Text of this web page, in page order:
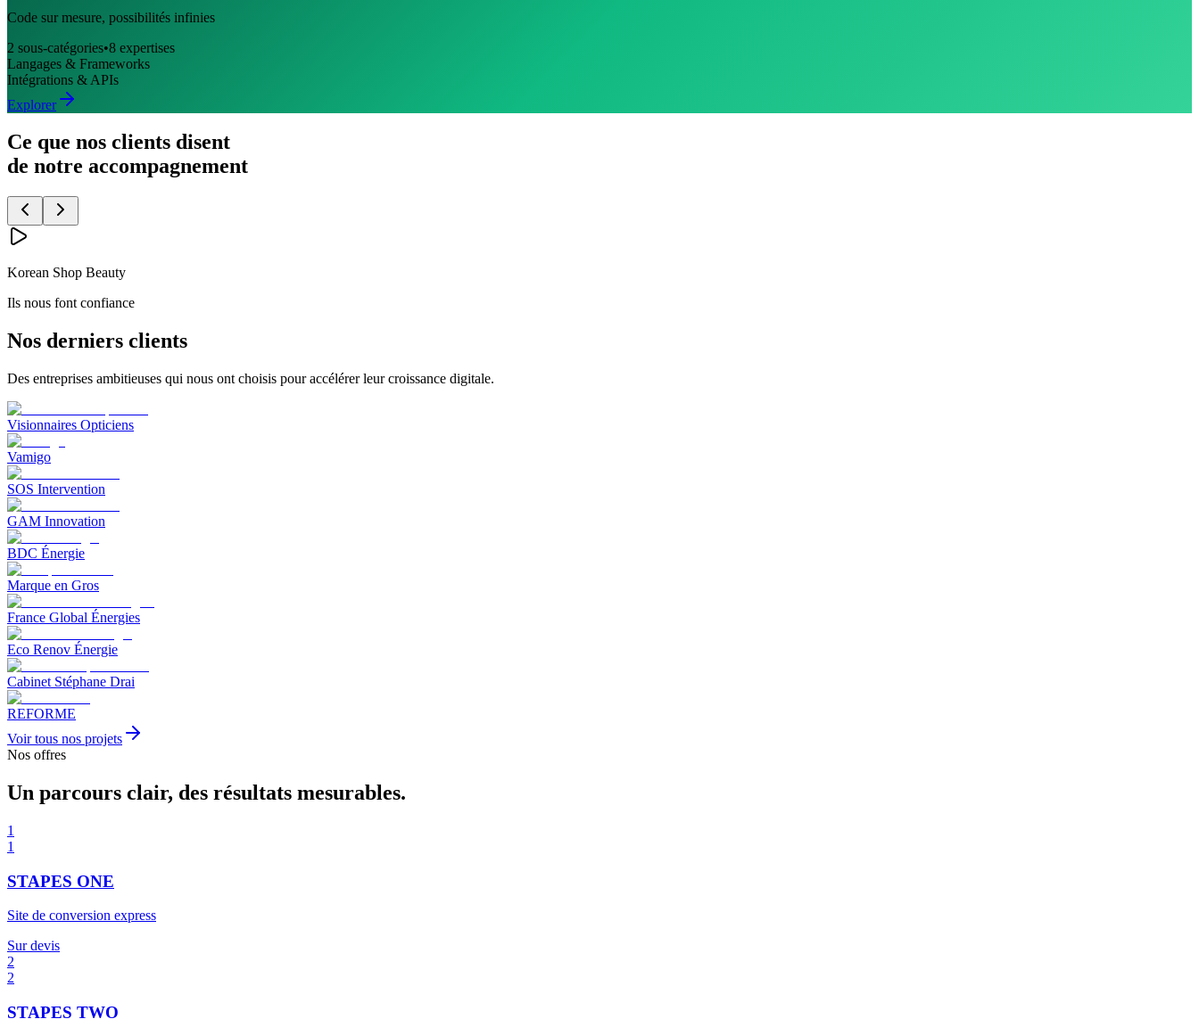
Code sur mesure, possibilités infinies
2 sous-catégories•8 expertises
Langages & Frameworks
Intégrations & APIs
Explorer
Ce que nos clients disent
de notre accompagnement
Korean Shop Beauty
Ils nous font confiance
Nos derniers clients
Des entreprises ambitieuses qui nous ont choisis pour accélérer leur croissance digitale.
Visionnaires Opticiens
Vamigo
SOS Intervention
GAM Innovation
BDC Énergie
Marque en Gros
France Global Énergies
Eco Renov Énergie
Cabinet Stéphane Drai
REFORME
Voir tous nos projets
Nos offres
Un parcours clair, des résultats mesurables.
1
1
STAPES ONE
Site de conversion express
Sur devis
2
2
STAPES TWO